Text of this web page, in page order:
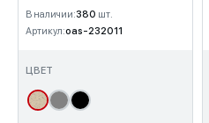
В наличии:380 шт.
Артикул:oas-232011
ЦВЕТ